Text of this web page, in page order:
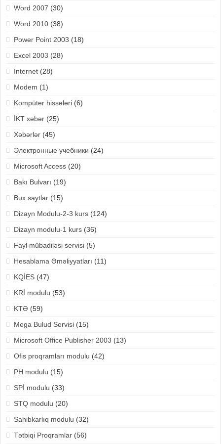
Word 2007 (30)
Word 2010(38)
Power Point 2003 (18)
Excel 2003 (28)
Internet(28)
Modem (1)
Kompüter hissələri(6)
İKT xəbər(25)
Xəbərlər(45)
Электронные учебники (24)
Microsoft Access(20)
Bakı Bulvarı (19)
Bux saytlar(15)
Dizayn Modulu-2-3 kurs(124)
Dizayn modulu-1 kurs(36)
Fayl mübadiləsi servisi(5)
Hesablama Əməliyyatları (11)
KQİES(47)
KRİ modulu (53)
KTƏ (59)
Mega Bulud Servisi(15)
Microsoft Office Publisher 2003 (13)
Ofis proqramları modulu (42)
PH modulu (15)
SPİ modulu (33)
STQ modulu (20)
Sahibkarlıq modulu (32)
Tətbiqi Proqramlar(56)